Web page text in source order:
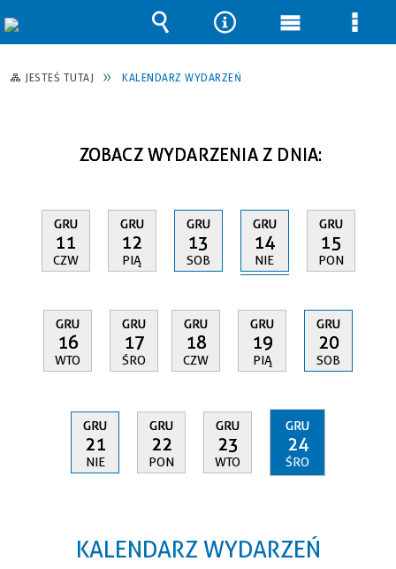
JESTEŚ TUTAJ KALENDARZ WYDARZEŃ
ZOBACZ WYDARZENIA Z DNIA:
GRU
11
CZW
GRU
12
PIĄ
GRU
13
SOB
GRU
14
NIE
GRU
15
PON
GRU
16
WTO
GRU
17
ŚRO
GRU
18
CZW
GRU
19
PIĄ
GRU
20
SOB
GRU
21
NIE
GRU
22
PON
GRU
23
WTO
GRU
24
ŚRO
KALENDARZ WYDARZEŃ
Wyszukiwarka
Narzędzia
Menu Menu